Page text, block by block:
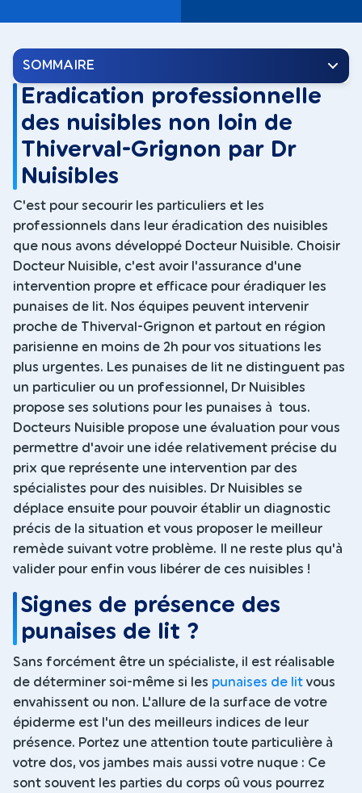
SOMMAIRE
Eradication professionnelle
des nuisibles non loin de
Thiverval-Grignon par Dr
Nuisibles
C'est pour secourir les particuliers et les
professionnels dans leur éradication des nuisibles
que nous avons développé Docteur Nuisible. Choisir
Docteur Nuisible, c'est avoir l'assurance d'une
intervention propre et efficace pour éradiquer les
punaises de lit. Nos équipes peuvent intervenir
proche de Thiverval-Grignon et partout en région
parisienne en moins de 2h pour vos situations les
plus urgentes. Les punaises de lit ne distinguent pas
un particulier ou un professionnel, Dr Nuisibles
propose ses solutions pour les punaises à tous.
Docteurs Nuisible propose une évaluation pour vous
permettre d'avoir une idée relativement précise du
prix que représente une intervention par des
spécialistes pour des nuisibles. Dr Nuisibles se
déplace ensuite pour pouvoir établir un diagnostic
précis de la situation et vous proposer le meilleur
remède suivant votre problème. Il ne reste plus qu'à
valider pour enfin vous libérer de ces nuisibles !
Signes de présence des
punaises de lit ?
Sans forcément être un spécialiste, il est réalisable
de déterminer soi-même si les punaises de lit vous
envahissent ou non. L'allure de la surface de votre
épiderme est l'un des meilleurs indices de leur
présence. Portez une attention toute particulière à
votre dos, vos jambes mais aussi votre nuque : Ce
sont souvent les parties du corps oû vous pourrez